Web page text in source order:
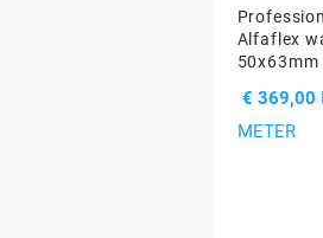
Alfaflex
€ 369,00
METER
PRIJS